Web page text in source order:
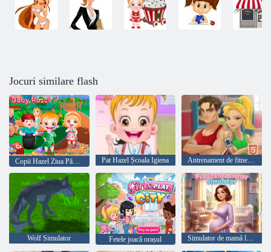
Jocuri similare flash
Copii Hazel Ziua Pământului Pat Hazel Școala Igiena Antrenament de fitness XL
Wolf Simulator Fetele joacă orașul Simulator de mamă însărcinată